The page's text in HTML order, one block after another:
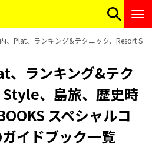
、Plat、ランキング&テクニック、Resort
、ランキング&テク
、島旅、歴史時
スペシャルコ
イドブック一覧